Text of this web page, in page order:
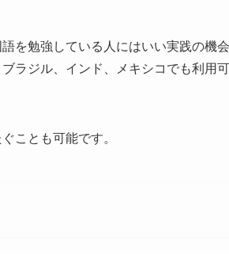
を勉強している人にはいい実践の機
ラジル、インド、メキシコでも利用
ことも可能です。